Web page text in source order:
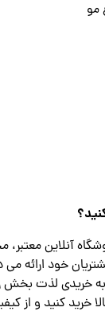
آنلاین معتبر،
خود ارائه می
لذت بخش را
خرید کنید و از